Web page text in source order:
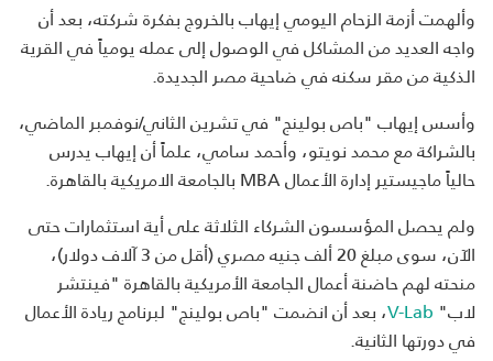
وألهمت أزمة الزحام اليومي إيهاب بالخروج بفكرة شركته، بعد أن
واجه العديد من المشاكل في الوصول إلى عمله يومياً في القرية
الذكية من مقر سكنه في ضاحية مصر الجديدة.
وأسس إيهاب "باص بولينج" في تشرين الثاني/نوفمبر الماضي،
بالشراكة مع محمد نويتو، وأحمد سامي، علماً أن إيهاب يدرس
حالياً ماجيستير إدارة الأعمال MBA بالجامعة الامريكية بالقاهرة.
ولم يحصل المؤسسون الشركاء الثلاثة على أية استثمارات حتى
الآن، سوى مبلغ 20 ألف جنيه مصري (أقل من 3 آلاف دولار)،
منحته لهم حاضنة أعمال الجامعة الأمريكية بالقاهرة "فينتشر
لاب" V-Lab، بعد أن انضمت "باص بولينج" لبرنامج ريادة الأعمال
في دورتها الثانية.